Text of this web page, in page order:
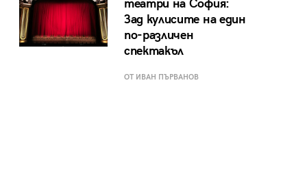
театри на София:
Зад кулисите на един
по-различен
спектакъл
ОТ ИВАН ПЪРВАНОВ